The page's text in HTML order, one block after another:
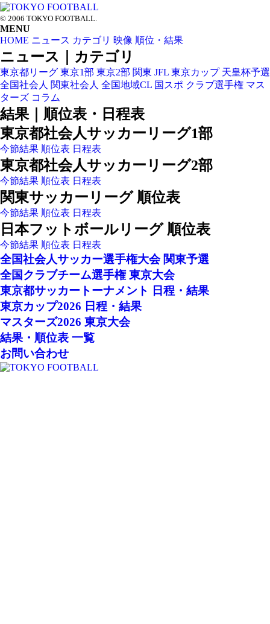
RANK
PAGETOP
© 2006 TOKYO FOOTBALL.
MENU
HOME ニュース カテゴリ 映像 順位・結果
ニュース｜カテゴリ
東京都リーグ 東京1部 東京2部 関東 JFL 東京カップ 天皇杯予選
全国社会人 関東社会人 全国地域CL 国スポ クラブ選手権 マス
ターズ コラム
結果｜順位表・日程表
東京都社会人サッカーリーグ1部
今節結果 順位表 日程表
東京都社会人サッカーリーグ2部
今節結果 順位表 日程表
関東サッカーリーグ 順位表
今節結果 順位表 日程表
日本フットボールリーグ 順位表
今節結果 順位表 日程表
全国社会人サッカー選手権大会 関東予選
全国クラブチーム選手権 東京大会
東京都サッカートーナメント 日程・結果
東京カップ2026 日程・結果
マスターズ2026 東京大会
結果・順位表 一覧
お問い合わせ